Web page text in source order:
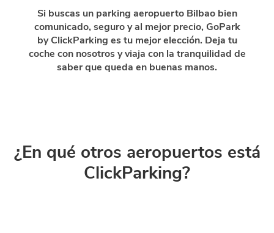
Si buscas un parking aeropuerto Bilbao bien
comunicado, seguro y al mejor precio, GoPark
by ClickParking es tu mejor elección. Deja tu
coche con nosotros y viaja con la tranquilidad de
saber que queda en buenas manos.
¿En qué otros aeropuertos está
ClickParking?